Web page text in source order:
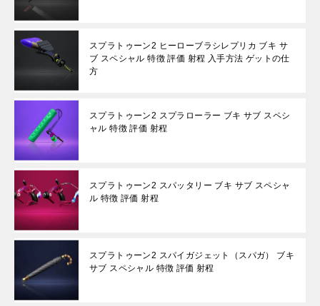
スプラトゥーン2 ヒーローブラシレプリカ ブキ サ
ブ スペシャル 特徴 評価 射程 入手方法 ゲットの仕
方
スプラトゥーン2 スプラローラー ブキ サブ スペシ
ャル 特徴 評価 射程
スプラトゥーン2 スパッタリー ブキ サブ スペシャ
ル 特徴 評価 射程
スプラトゥーン2 スパイガジェット（スパガ） ブキ
サブ スペシャル 特徴 評価 射程